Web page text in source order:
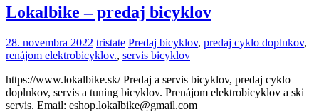
Lokalbike – predaj bicyklov
28. novembra 2022 tristate Predaj bicyklov, predaj cyklo doplnkov,
renájom elektrobicyklov., servis bicyklov
https://www.lokalbike.sk/ Predaj a servis bicyklov, predaj cyklo
doplnkov, servis a tuning bicyklov. Prenájom elektrobicyklov a ski
servis. Email: eshop.lokalbike@gmail.com